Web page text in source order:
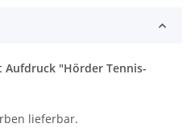
Aufdruck "Hörder Tennis-
lieferbar.